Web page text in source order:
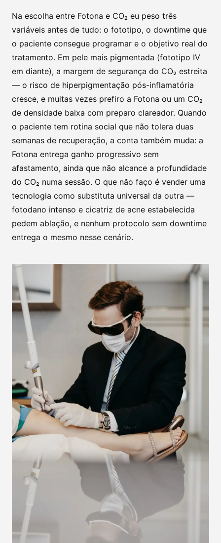
Na escolha entre Fotona e CO₂ eu peso três
variáveis antes de tudo: o fototipo, o downtime que
o paciente consegue programar e o objetivo real do
tratamento. Em pele mais pigmentada (fototipo IV
em diante), a margem de segurança do CO₂ estreita
— o risco de hiperpigmentação pós-inflamatória
cresce, e muitas vezes prefiro a Fotona ou um CO₂
de densidade baixa com preparo clareador. Quando
o paciente tem rotina social que não tolera duas
semanas de recuperação, a conta também muda: a
Fotona entrega ganho progressivo sem
afastamento, ainda que não alcance a profundidade
do CO₂ numa sessão. O que não faço é vender uma
tecnologia como substituta universal da outra —
fotodano intenso e cicatriz de acne estabelecida
pedem ablação, e nenhum protocolo sem downtime
entrega o mesmo nesse cenário.